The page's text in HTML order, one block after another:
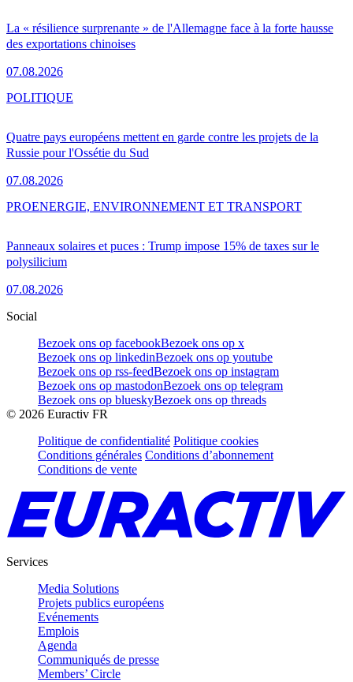
La « résilience surprenante » de l'Allemagne face à la forte hausse
des exportations chinoises
07.08.2026
Quatre pays européens mettent en garde contre les projets de la
Russie pour l'Ossétie du Sud
07.08.2026
POLITIQUE
Panneaux solaires et puces : Trump impose 15% de taxes sur le
polysilicium
07.08.2026
PROENERGIE, ENVIRONNEMENT ET TRANSPORT
Social
Bezoek ons op facebookBezoek ons op x
Bezoek ons op linkedinBezoek ons op youtube
Bezoek ons op rss-feedBezoek ons op instagram
Bezoek ons op mastodonBezoek ons op telegram
Bezoek ons op blueskyBezoek ons op threads
© 2026 Euractiv FR
Politique de confidentialité Politique cookies
Conditions générales Conditions d’abonnement
Conditions de vente
Services
Media Solutions
Projets publics européens
Evénements
Emplois
Agenda
Communiqués de presse
Members’ Circle